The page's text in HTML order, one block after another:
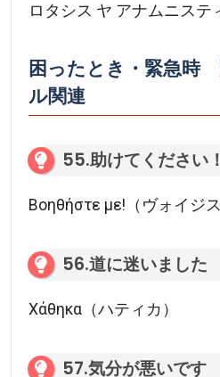
ロタシス ヤ アナムニステ
困ったとき・緊急時
ル関連
55.助けてください！
Βοηθήστε με!（ヴォイジス
56.道に迷いました
Χάθηκα（ハティカ）
57.気分が悪いです